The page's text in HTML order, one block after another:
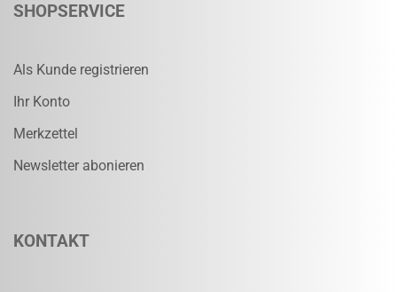
SHOPSERVICE
Als Kunde registrieren
Ihr Konto
Merkzettel
Newsletter abonieren
KONTAKT